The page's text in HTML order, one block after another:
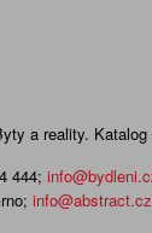
a reality.
444;
info@abstract.cz